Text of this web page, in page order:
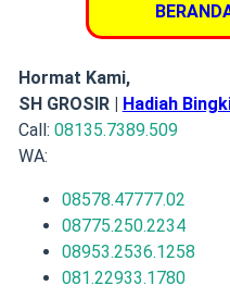
Hormat Kami,
SH GROSIR | Hadiah
Call: 08135.7389.509
WA:
08578.47777.02
08775.250.2234
08953.2536.1258
081.22933.1780